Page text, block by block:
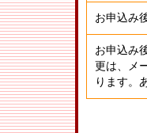
お申込み
お申込み
更は、メ
ります。